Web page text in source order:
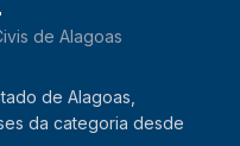
de Alagoas
de Alagoas,
da categoria desde